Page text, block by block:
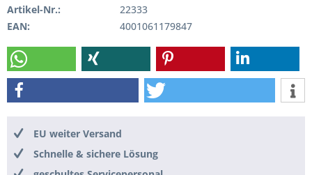
Artikel-Nr.:
22333
EAN:
4001061179847
EU weiter Versand
Schnelle & sichere Lösung